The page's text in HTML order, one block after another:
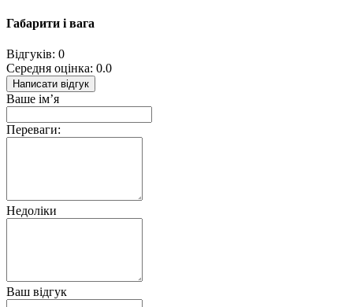
Габарити і вага
Відгуків: 0
Середня оцінка: 0.0
Написати відгук
Ваше ім’я
Переваги:
Недоліки
Ваш відгук